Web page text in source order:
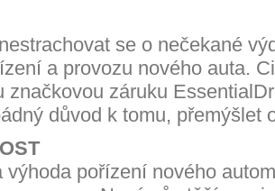
se o nečekané
a provozu nového auta.
značkovou záruku
dný důvod k tomu, přemýšlet
výhoda pořízení nového